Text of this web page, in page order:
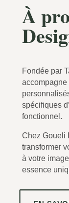
À
Fondée par
accompagne
spécifiques
fonctionnel.
Chez Goueli
transformer
à votre
essence